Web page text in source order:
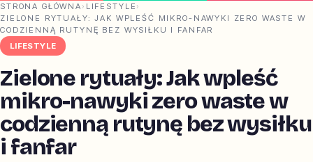
STRONA GŁÓWNA › LIFESTYLE ›
ZIELONE RYTUAŁY: JAK WPLEŚĆ MIKRO-NAWYKI ZERO WASTE W
CODZIENNĄ RUTYNĘ BEZ WYSIŁKU I FANFAR
LIFESTYLE
Zielone rytuały: Jak wpleść
mikro-nawyki zero waste w
codzienną rutynę bez wysiłku
i fanfar